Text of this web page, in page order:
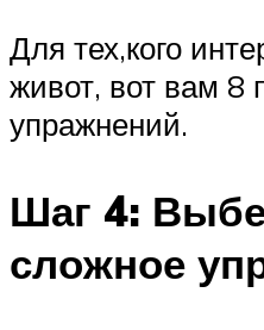
Для тех,кого
живот, вот вам 8
упражнений.
Шаг 4:
сложное